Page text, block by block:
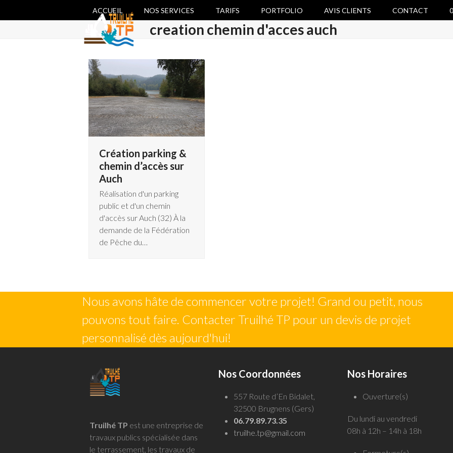
ACCUEIL NOS SERVICES TARIFS PORTFOLIO AVIS CLIENTS CONTACT
creation chemin d'acces auch
Création parking &
chemin d’accès sur
Auch
Réalisation d'un parking
public et d'un chemin
d'accès sur Auch (32) À la
demande de la Fédération
de Pêche du…
Nous avons hâte de commencer votre projet! Grand ou petit, nous
pouvons tout faire. Contacter Truilhé TP pour un devis de projet
personnalisé dès aujourd'hui!
Truilhé TP est une entreprise de
travaux publics spécialisée dans
le terrassement, les travaux de
Nos Coordonnées
557 Route d’En Bidalet,
32500 Brugnens (Gers)
06.79.89.73.35
truilhe.tp@gmail.com
Nos Horaires
Ouverture(s)
Du lundi au vendredi
08h à 12h – 14h à 18h